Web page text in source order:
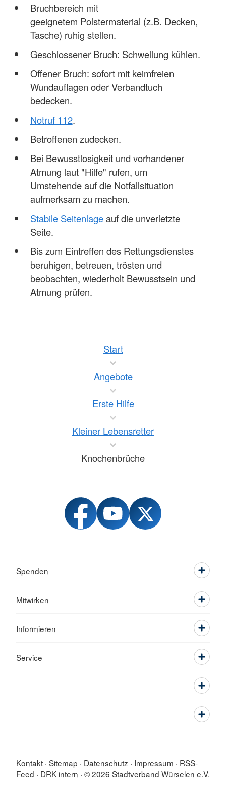
Bruchbereich mit
geeignetem Polstermaterial (z.B. Decken,
Tasche) ruhig stellen.
Geschlossener Bruch: Schwellung kühlen.
Offener Bruch: sofort mit keimfreien
Wundauflagen oder Verbandtuch
bedecken.
Notruf 112.
Betroffenen zudecken.
Bei Bewusstlosigkeit und vorhandener
Atmung laut "Hilfe" rufen, um
Umstehende auf die Notfallsituation
aufmerksam zu machen.
Stabile Seitenlageauf die unverletzte
Seite.
Bis zum Eintreffen des Rettungsdienstes
beruhigen, betreuen, trösten und
beobachten, wiederholt Bewusstsein und
Atmung prüfen.
Start
Angebote
Erste Hilfe
Kleiner Lebensretter
Knochenbrüche
Spenden
Mitwirken
Informieren
Service
Kontakt Sitemap Datenschutz Impressum
RSS-
Feed
DRK intern © 2026 Stadtverband Würselen e.V.